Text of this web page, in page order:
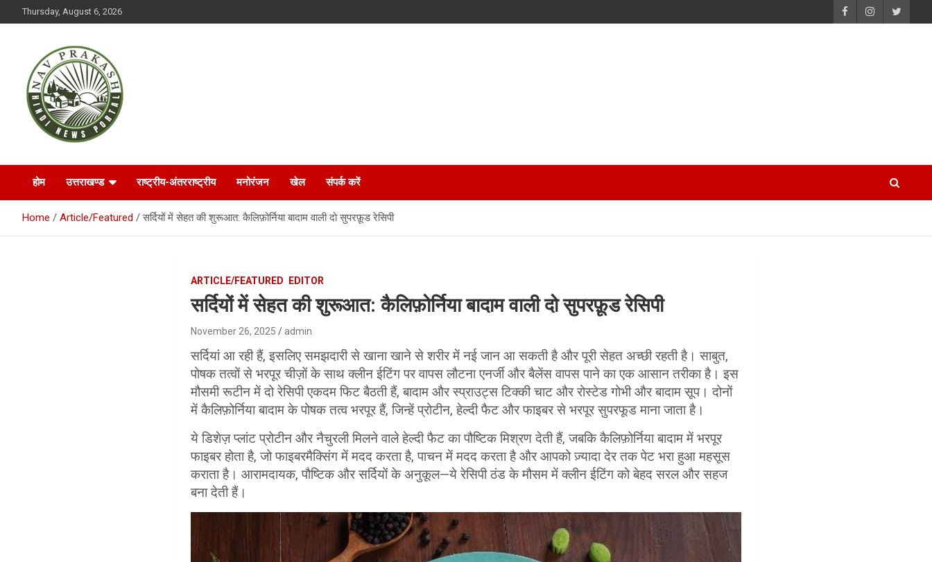
k
n
Thursday, August 6, 2026
NAVPRAKASH
होम उत्तराखण्ड राष्ट्रीय-अंतरराष्ट्रीय मनोरंजन खेल संपर्क करें
Home Article/Featured सर्दियों में सेहत की शुरूआत: कैलिफ़ोर्निया बादाम वाली दो सुपरफ़ूड रेसिपी
ARTICLE/FEATURED EDITOR
सर्दियों में सेहत की शुरूआत: कैलिफ़ोर्निया बादाम वाली दो सुपरफ़ूड रेसिपी
November 26, 2025 admin
सर्दियां आ रही हैं, इसलिए समझदारी से खाना खाने से शरीर में नई जान आ सकती है और पूरी सेहत अच्छी रहती है। साबुत,
पोषक तत्वों से भरपूर चीज़ों के साथ क्लीन ईटिंग पर वापस लौटना एनर्जी और बैलेंस वापस पाने का एक आसान तरीका है। इस
मौसमी रूटीन में दो रेसिपी एकदम फिट बैठती हैं, बादाम और स्प्राउट्स टिक्की चाट और रोस्टेड गोभी और बादाम सूप। दोनों
में कैलिफ़ोर्निया बादाम के पोषक तत्व भरपूर हैं, जिन्हें प्रोटीन, हेल्दी फैट और फाइबर से भरपूर सुपरफूड माना जाता है।
ये डिशेज़ प्लांट प्रोटीन और नैचुरली मिलने वाले हेल्दी फैट का पौष्टिक मिश्रण देती हैं, जबकि कैलिफ़ोर्निया बादाम में भरपूर
फाइबर होता है, जो फाइबरमैक्सिंग में मदद करता है, पाचन में मदद करता है और आपको ज़्यादा देर तक पेट भरा हुआ महसूस
कराता है। आरामदायक, पौष्टिक और सर्दियों के अनुकूल—ये रेसिपी ठंड के मौसम में क्लीन ईटिंग को बेहद सरल और सहज
बना देती हैं।